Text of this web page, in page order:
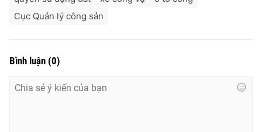
Cục Quản lý công sản
Bình luận (0)